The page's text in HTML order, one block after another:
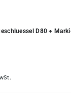
D80 +